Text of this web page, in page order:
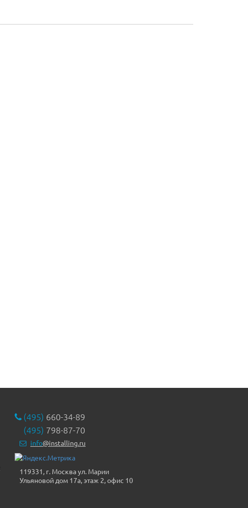
(495) 660-34-89
(495) 798-87-70
info@installing.ru
119331, г. Москва ул. Марии
Ульяновой дом 17а, этаж 2, офис 10